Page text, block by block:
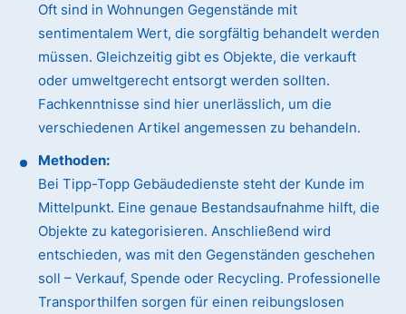
Oft sind in Wohnungen Gegenstände mit
sentimentalem Wert, die sorgfältig behandelt werden
müssen. Gleichzeitig gibt es Objekte, die verkauft
oder umweltgerecht entsorgt werden sollten.
Fachkenntnisse sind hier unerlässlich, um die
verschiedenen Artikel angemessen zu behandeln.
Methoden:
Bei Tipp-Topp Gebäudedienste steht der Kunde im
Mittelpunkt. Eine genaue Bestandsaufnahme hilft, die
Objekte zu kategorisieren. Anschließend wird
entschieden, was mit den Gegenständen geschehen
soll – Verkauf, Spende oder Recycling. Professionelle
Transporthilfen sorgen für einen reibungslosen